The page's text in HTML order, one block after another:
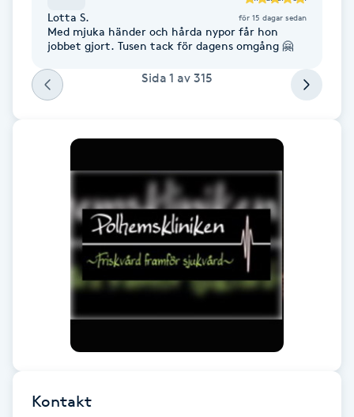
Fransk manikyr
Frekvensterapi
Friskvårdsmassage
Funktionsanalys
Föning
Lotta S. för 15 dagar sedan
Med mjuka händer och hårda nypor får hon
jobbet gjort. Tusen tack för dagens omgång 🤗
Sida 1 av 315
Kontakt